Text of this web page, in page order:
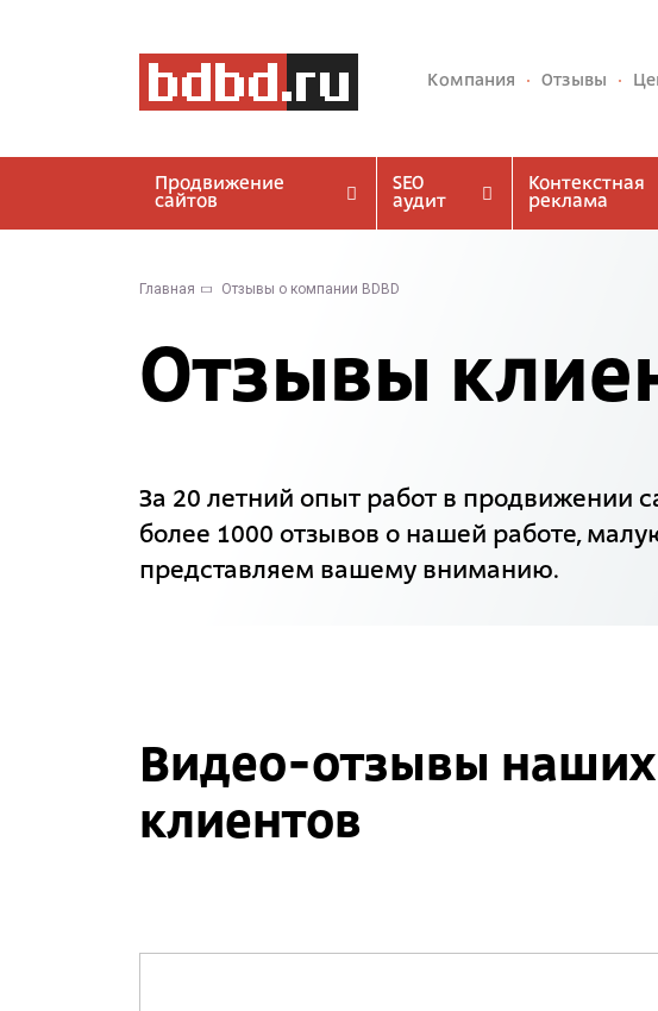
Компания Отзывы
Продвижение
сайтов
SEO
аудит
Контекстная
реклама
Главная Отзывы о компании BDBD
Отзывы
За 20 летний опыт работ в продвижении
более 1000 отзывов о нашей работе,
представляем вашему вниманию.
Видео-отзывы наших
клиентов